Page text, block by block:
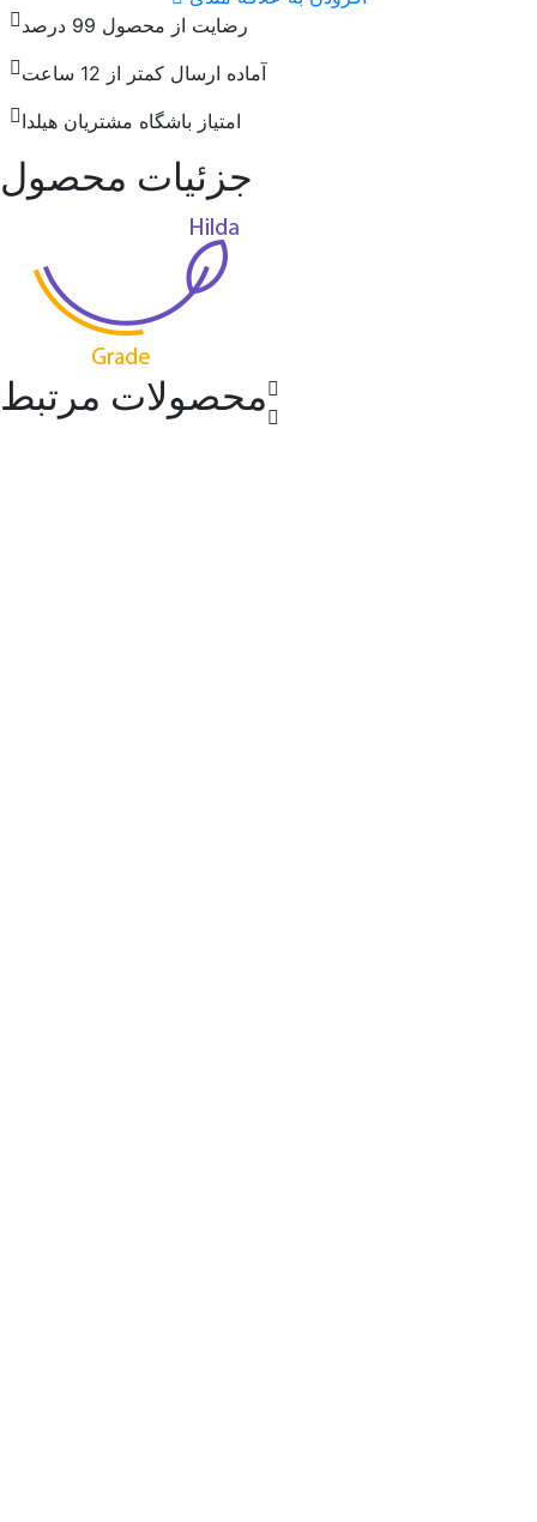
رضایت از محصول 99 درصد
آماده ارسال کمتر از 12 ساعت
امتیاز باشگاه مشتریان هیلدا
جزئیات محصول
محصولات مرتبط